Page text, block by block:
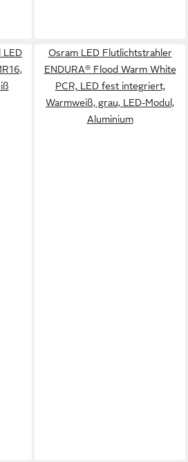
LED
Osram LED Flutlichtstrahler
ENDURA® Flood Warm White
PCR, LED fest integriert,
Warmweiß, grau, LED-Modul,
Aluminium